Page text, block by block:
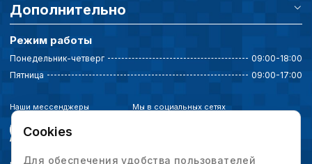
Дополнительно
Режим работы
Понедельник-четверг
09:00-18:00
Пятница
09:00-17:00
Наши мессенджеры Мы в социальных сетях
Cookies
Для обеспечения удобства пользователей